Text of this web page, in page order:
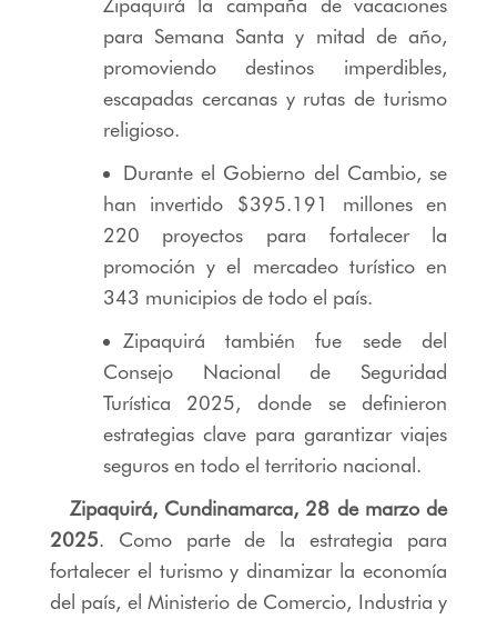
para Semana Santa y mitad de año,
promoviendo destinos imperdibles,
escapadas cercanas y rutas de turismo
religioso.
Durante el Gobierno del Cambio, se
han invertido $395.191 millones en
220 proyectos para fortalecer la
promoción y el mercadeo turístico en
343 municipios de todo el país.
Zipaquirá también fue sede del
Consejo Nacional de Seguridad
Turística 2025, donde se definieron
estrategias clave para garantizar viajes
seguros en todo el territorio nacional.
Zipaquirá, Cundinamarca, 28 de marzo de
2025. Como parte de la estrategia para
fortalecer el turismo y dinamizar la economía
del país, el Ministerio de Comercio, Industria y